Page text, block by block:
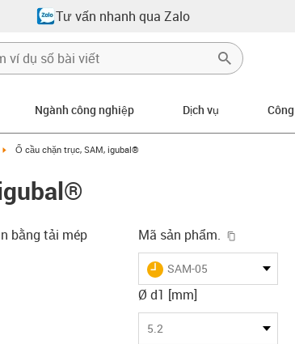
Tư vấn nhanh qua Zalo
Ngành công nghiệp Dịch vụ
igus-icon-arrow-right
Ổ cầu chặn trục, SAM, igubal®
bằng tải mép Mã sản phẩm.
igus-icon-lieferzeit
SAM-05
Ø d1 [mm]
5.2